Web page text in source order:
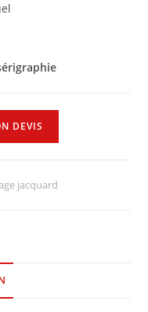
DEVIS
jacquard